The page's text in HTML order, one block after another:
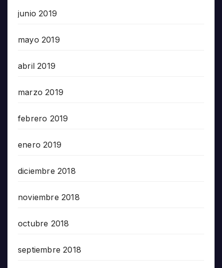
junio 2019
mayo 2019
abril 2019
marzo 2019
febrero 2019
enero 2019
diciembre 2018
noviembre 2018
octubre 2018
septiembre 2018